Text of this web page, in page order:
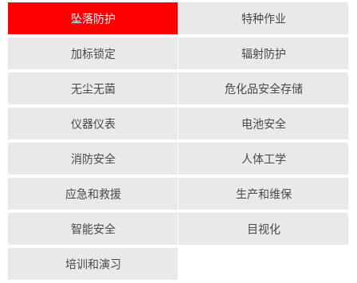
坠落防护 特种作业
加标锁定 辐射防护
无尘无菌 危化品安全存储
仪器仪表 电池安全
消防安全 人体工学
应急和救援 生产和维保
智能安全 目视化
培训和演习